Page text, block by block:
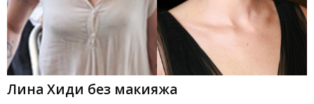
Лина Хиди без макияжа